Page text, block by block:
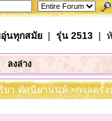
นทุกสมัย| รุ่น 2513| หั
ลงล่าง
ยา ทัศนียานนท์ >กาลครั้